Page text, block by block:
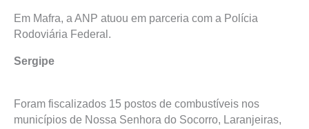
Em Mafra, a ANP atuou em parceria com a Polícia
Rodoviária Federal.
Sergipe
Foram fiscalizados 15 postos de combustíveis nos
municípios de Nossa Senhora do Socorro, Laranjeiras,